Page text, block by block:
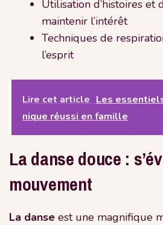
Utilisation d’histoires et
maintenir l’intérêt
Techniques de
l’esprit
Lire cet article Les
nique réussi en famille
La danse douce :
mouvement
La danse est une magnifique